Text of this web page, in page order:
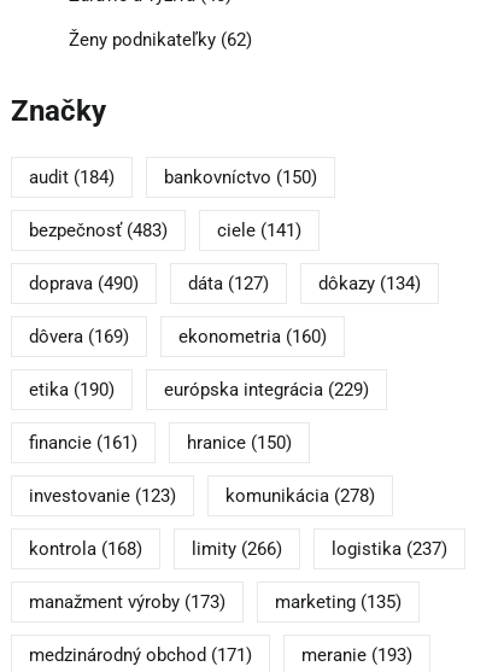
Ženy podnikateľky(62)
Značky
audit(184) bankovníctvo (150)
bezpečnosť(483) ciele(141)
doprava(490) dáta(127) dôkazy(134)
dôvera(169) ekonometria(160)
etika(190) európska integrácia(229)
financie(161) hranice(150)
investovanie(123) komunikácia(278)
kontrola(168) limity(266) logistika(237)
manažment výroby(173) marketing(135)
medzinárodný obchod (171) meranie(193)